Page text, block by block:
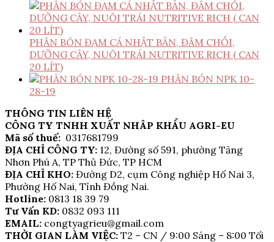
PHÂN BÓN ĐẠM CÁ NHẬT BẢN, ĐÂM CHỒI,
DƯỠNG CÂY, NUÔI TRÁI NUTRITIVE RICH ( CAN
20 LÍT)
PHÂN BÓN NPK 10-
28-19
THÔNG TIN LIÊN HỆ
CÔNG TY TNHH XUẤT NHÂP KHẨU AGRI-EU
Mã số thuế: 0317681799
ĐỊA CHỈ CÔNG TY: 12, Đường số 591, phường Tăng
Nhơn Phú A, TP Thủ Đức, TP HCM
ĐỊA CHỈ KHO: Đường D2, cụm Công nghiệp Hố Nai 3,
Phường Hố Nai, Tỉnh Đồng Nai.
Hotline: 0813 18 39 79
Tư Vấn KD: 0832 093 111
EMAIL: congtyagrieu@gmail.com
THỜI GIAN LÀM VIỆC: T2 – CN / 9:00 Sáng – 8:00 Tối